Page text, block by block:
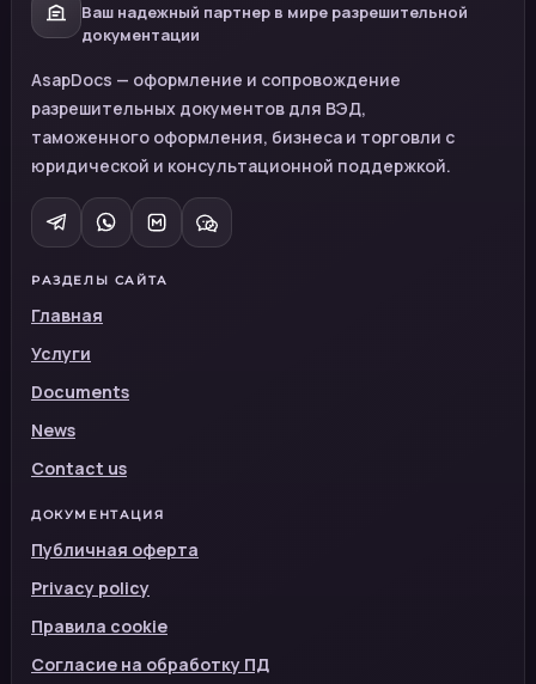
Ваш надежный партнер в мире разрешительной
документации
AsapDocs — оформление и сопровождение
разрешительных документов для ВЭД,
таможенного оформления, бизнеса и торговли с
юридической и консультационной поддержкой.
РАЗДЕЛЫ САЙТА
Главная
Услуги
Documents
News
Contact us
ДОКУМЕНТАЦИЯ
Публичная оферта
Privacy policy
Правила cookie
Согласие на обработку ПД